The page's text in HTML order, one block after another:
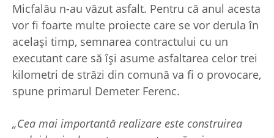
Micfalău n-au văzut asfalt. Pentru că anul acesta
vor fi foarte multe proiecte care se vor derula în
același timp, semnarea contractului cu un
executant care să își asume asfaltarea celor trei
kilometri de străzi din comună va fi o provocare,
spune primarul Demeter Ferenc.
„Cea mai importantă realizare este construirea